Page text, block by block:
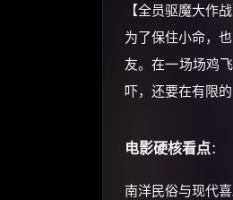
【全员驱魔大作战
为了保住小命，
友。在一场场鸡
吓，还要在有限
电影硬核看点：
南洋民俗与现代